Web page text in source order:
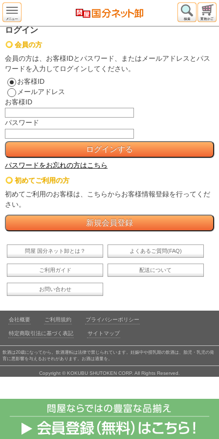
ログイン
会員の方
会員の方は、お客様IDとパスワード、またはメールアドレスとパス
ワードを入力してログインしてください。
お客様ID
メールアドレス
お客様ID
パスワード
パスワードをお忘れの方はこちら
初めてご利用の方
初めてご利用のお客様は、こちらからお客様情報登録を行ってくだ
さい。
問屋 国分ネット卸とは？ よくあるご質問(FAQ)
ご利用ガイド 配送について
お問い合わせ
会社概要 ご利用規約 プライバシーポリシー
特定商取引法に基づく表記 サイトマップ
飲酒は20歳になってから。飲酒運転は法律で禁じられています。妊娠中や授乳期の飲酒は、胎児・乳児の発
育に悪影響を与えるおそれがあります。お酒は適量を。
Copyright © KOKUBU SHUTOKEN CORP. All Rights Reserved.